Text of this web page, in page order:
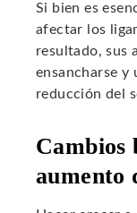
Si bien es
afectar los
resultado, sus
ensancharse y
reducción del
Cambios
aumento